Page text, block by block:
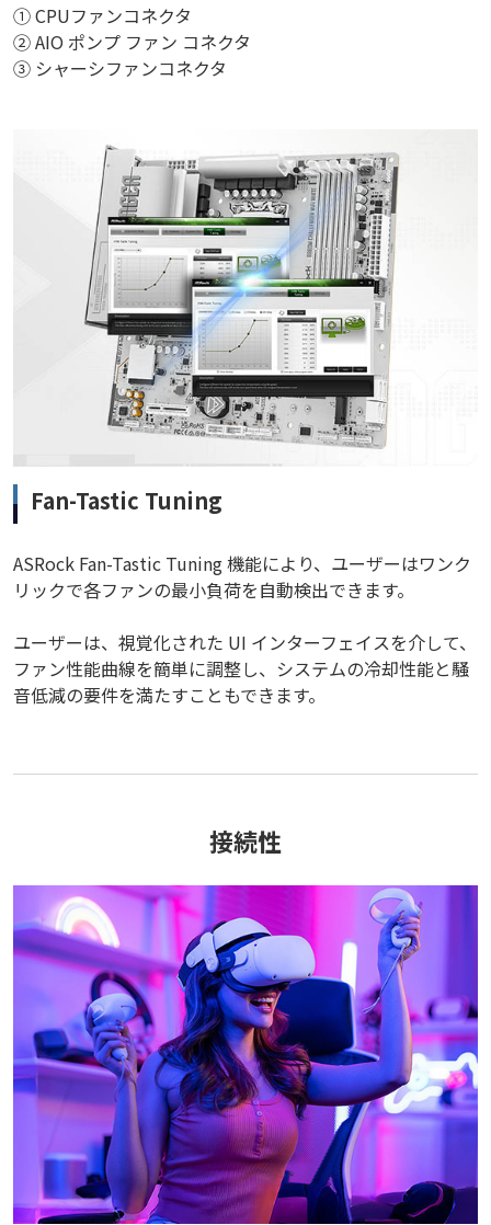
① CPUファンコネクタ
② AIO ポンプ ファン コネクタ
③ シャーシファンコネクタ
Fan-Tastic Tuning
ASRock Fan-Tastic Tuning 機能により、ユーザーはワンク
リックで各ファンの最小負荷を自動検出できます。
ユーザーは、視覚化された UI インターフェイスを介して、
ファン性能曲線を簡単に調整し、システムの冷却性能と騒
音低減の要件を満たすこともできます。
接続性